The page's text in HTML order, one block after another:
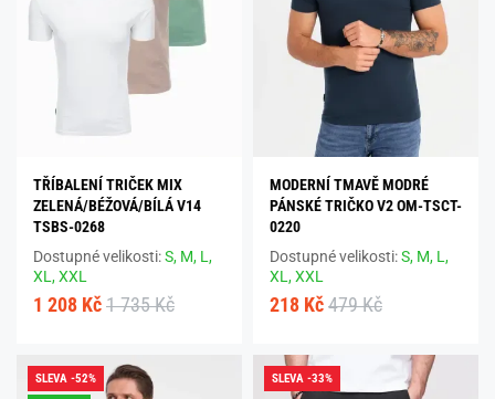
TŘÍBALENÍ TRIČEK MIX
ZELENÁ/BÉŽOVÁ/BÍLÁ V14
TSBS-0268
Dostupné velikosti:S, M, L,
XL,XXL
1 208 Kč 1 735 Kč
MODERNÍ TMAVĚ MODRÉ
PÁNSKÉ TRIČKO V2 OM-TSCT-
0220
Dostupné velikosti:S, M, L,
XL,XXL
218 Kč 479 Kč
SLEVA -52%
SLEVA -33%